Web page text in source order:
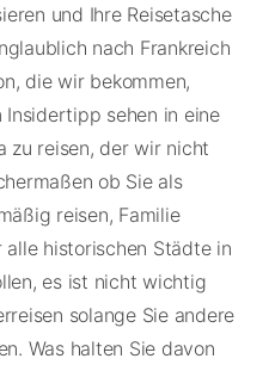
und Ihre Reisetasche
nach Frankreich
die wir bekommen,
sehen in eine
zu reisen, der wir nicht
ob Sie als
reisen, Familie
historischen Städte in
es ist nicht wichtig
solange Sie andere
Was halten Sie davon